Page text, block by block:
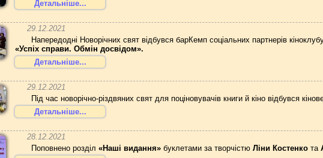
Детальніше...
29.12.2021
Напередодні Новорічних свят відбувся барКемп соціальних партнерів
«Успіх справи. Обмін досвідом».
Детальніше...
29.12.2021
Під час новорічно-різдвяних свят для поціновувачів книги й кіно відбувся
Детальніше...
28.12.2021
Поповнено розділ «Наші видання»буклетами за творчістю Ліни Костенкота